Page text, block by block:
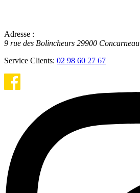
Adresse :
9 rue des Bolincheurs 29900 Concarneau
Service Clients: 02 98 60 27 67